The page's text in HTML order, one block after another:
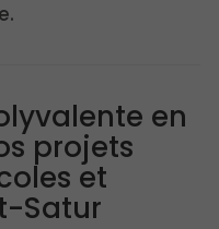
en
projets
et
Satur